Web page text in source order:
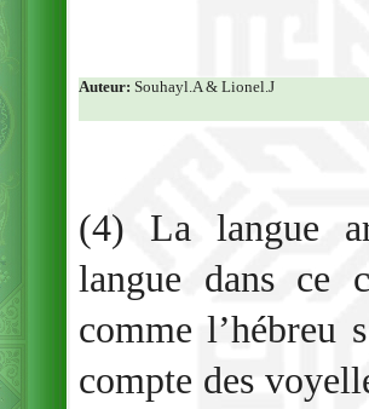
Auteur: Souhayl.A & Lionel.J
(4) La langue
langue dans ce
comme l’hébreu
compte des